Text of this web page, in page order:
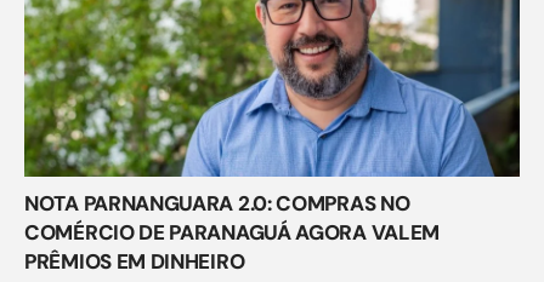
NOTA PARNANGUARA 2.0: COMPRAS NO
COMÉRCIO DE PARANAGUÁ AGORA VALEM
PRÊMIOS EM DINHEIRO